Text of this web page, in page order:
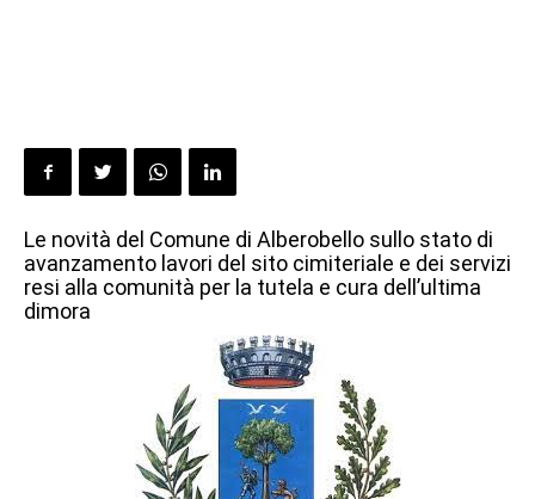
Le novità del Comune di Alberobello sullo stato di
avanzamento lavori del sito cimiteriale e dei servizi
resi alla comunità per la tutela e cura dell’ultima
dimora